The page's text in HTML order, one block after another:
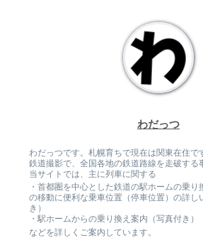
わだっつ
わだっつです。札幌育ちで現在は関東在住で
鉄道撮影で、全国各地の鉄道路線を走破する
当サイトでは、主に列車に関する
・首都圏を中心とした鉄道の駅ホームの乗
の移動に便利な乗車位置（停車位置）の詳し
き）
・駅ホームからの乗り換え案内（写真付き）
などを詳しくご案内しています。